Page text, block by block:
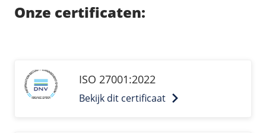
Onze certificaten:
ISO 27001:2022
Bekijk dit certificaat